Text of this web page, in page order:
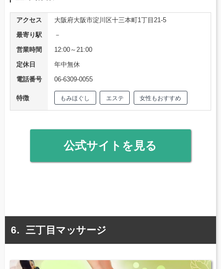
アクセス
大阪府大阪市淀川区十三本町1丁目21-5
最寄り駅
－
営業時間
12:00～21:00
定休日
年中無休
電話番号
06-6309-0055
特徴 もみほぐし エステ 女性もおすすめ
公式サイトを見る
三丁目マッサージ